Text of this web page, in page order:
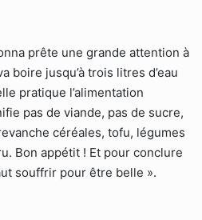
prête une grande attention à
boire jusqu’à trois litres d’eau
pratique l’alimentation
pas de viande, pas de sucre,
céréales, tofu, légumes
Bon appétit ! Et pour conclure
souffrir pour être belle ».